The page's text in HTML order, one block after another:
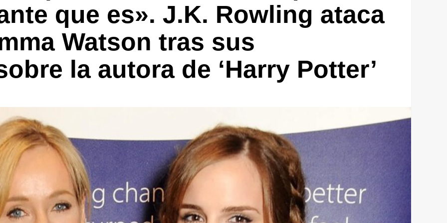
que es». J.K. Rowling ataca
Watson tras sus
la autora de ‘Harry Potter’